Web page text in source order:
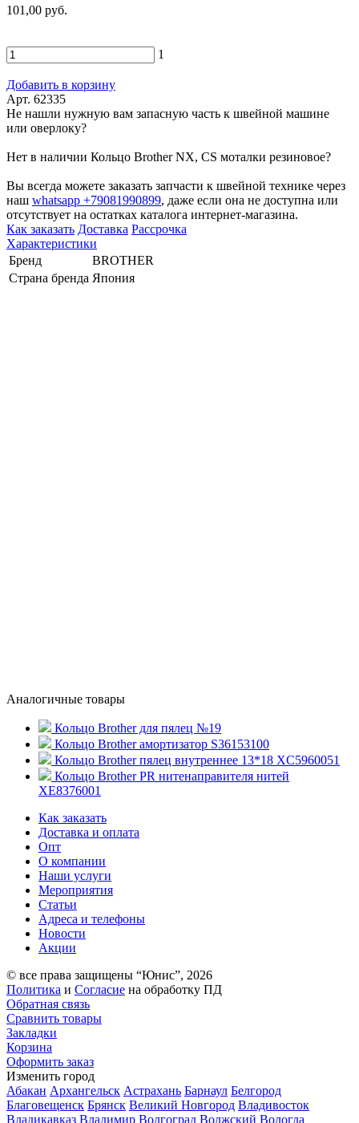
101,00 руб.
1
Добавить в корзину
Арт. 62335
Не нашли нужную вам запасную часть к швейной машине
или оверлоку?
Нет в наличии Кольцо Brother NX, CS моталки резиновое?
Вы всегда можете заказать запчасти к швейной технике через
наш whatsapp +79081990899, даже если она не доступна или
отсутствует на остатках каталога интернет-магазина.
Как заказать Доставка Рассрочка
Характеристики
Бренд
BROTHER
Страна бренда Япония
Аналогичные товары
Кольцо Brother для пялец №19
Кольцо Brother амортизатор S36153100
Кольцо Brother пялец внутреннее 13*18 XC5960051
Кольцо Brother PR нитенаправителя нитей
XЕ8376001
Как заказать
Доставка и оплата
Опт
О компании
Наши услуги
Мероприятия
Статьи
Адреса и телефоны
Новости
Акции
© все права защищены “Юнис”, 2026
Политика и Согласие на обработку ПД
Обратная связь
Сравнить товары
Закладки
Корзина
Оформить заказ
Изменить город
Абакан Архангельск Астрахань Барнаул Белгород
Благовещенск Брянск Великий Новгород Владивосток
Владикавказ Владимир Волгоград Волжский Вологда